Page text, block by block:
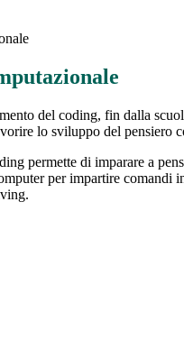
del coding, fin dalla
lo sviluppo del pensiero
permette di imparare a
per impartire comandi